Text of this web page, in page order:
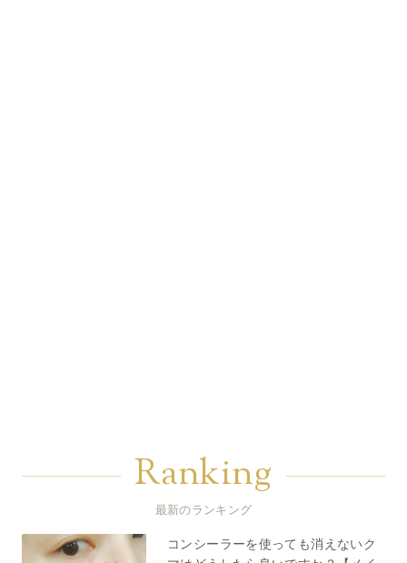
Ranking
最新のランキング
コンシーラーを使っても消えないク